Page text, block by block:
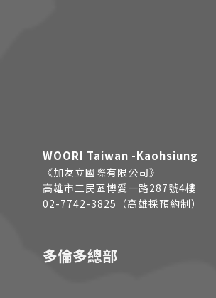
WOORI Taiwan -Kaohsiung
《加友立國際有限公司》
高雄市三民區博愛一路287號4樓
02-7742-3825（高雄採預約制）
多倫多總部